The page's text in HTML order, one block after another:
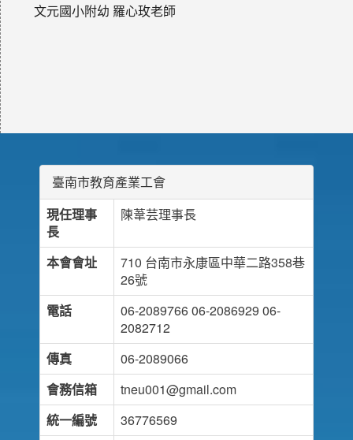
文元國小附幼 羅心玫老師
臺南市教育產業工會
現任理事
長
陳葦芸理事長
本會會址
710 台南市永康區中華二路358巷
26號
電話
06-2089766 06-2086929 06-
2082712
傳真
06-2089066
會務信箱
tneu001@gmail.com
統一編號
36776569